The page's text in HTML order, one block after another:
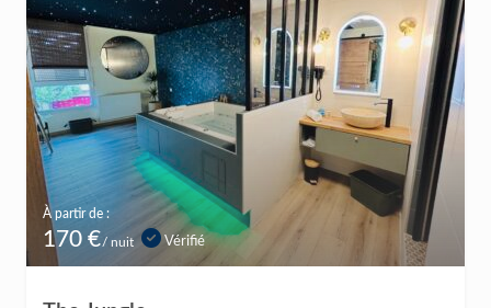
À partir de :
170 €/ nuit Vérifié